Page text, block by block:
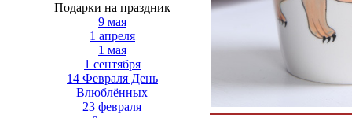
Подарки на праздник
9 мая
1 апреля
1 мая
1 сентября
14 Февраля День
Влюблённых
23 февраля